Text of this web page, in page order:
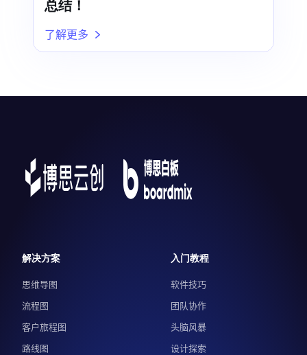
总结！
了解更多
解决方案
思维导图
流程图
客户旅程图
路线图
入门教程
软件技巧
团队协作
头脑风暴
设计探索